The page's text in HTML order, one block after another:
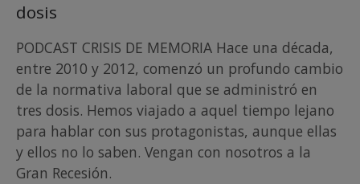
dosis
PODCAST CRISIS DE MEMORIA Hace una década,
entre 2010 y 2012, comenzó un profundo cambio
de la normativa laboral que se administró en
tres dosis. Hemos viajado a aquel tiempo lejano
para hablar con sus protagonistas, aunque ellas
y ellos no lo saben. Vengan con nosotros a la
Gran Recesión.